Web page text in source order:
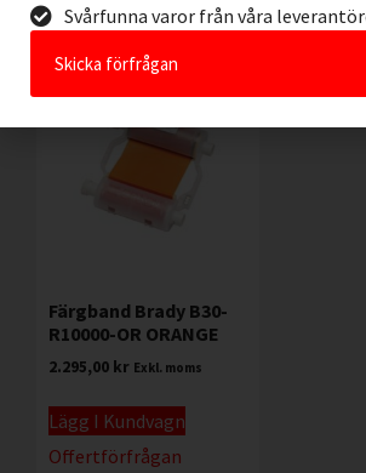
Färgband Brady B30-
R10000-OR ORANGE
2.295,00 kr Exkl. moms
Lägg I Kundvagn
Offertförfrågan
Svårfunna varor från våra
Skicka förfrågan